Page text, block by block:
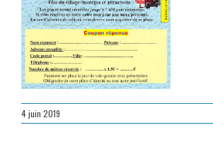
4 juin 2019